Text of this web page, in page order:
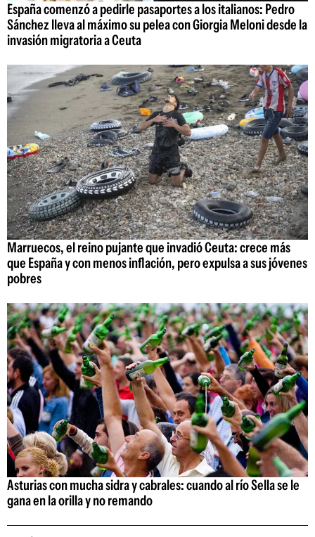
España comenzó a pedirle pasaportes a los italianos: Pedro
Sánchez lleva al máximo su pelea con Giorgia Meloni desde la
invasión migratoria a Ceuta
Marruecos, el reino pujante que invadió Ceuta: crece más
que España y con menos inflación, pero expulsa a sus jóvenes
pobres
Asturias con mucha sidra y cabrales: cuando al río Sella se le
gana en la orilla y no remando